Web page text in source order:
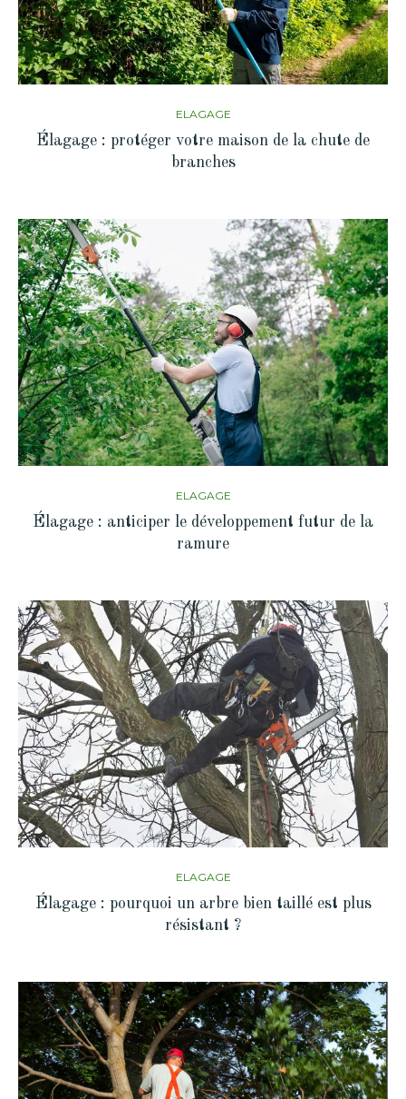
ELAGAGE
Élagage : protéger votre maison de la chute de
branches
ELAGAGE
Élagage : anticiper le développement futur de la
ramure
ELAGAGE
Élagage : pourquoi un arbre bien taillé est plus
résistant ?